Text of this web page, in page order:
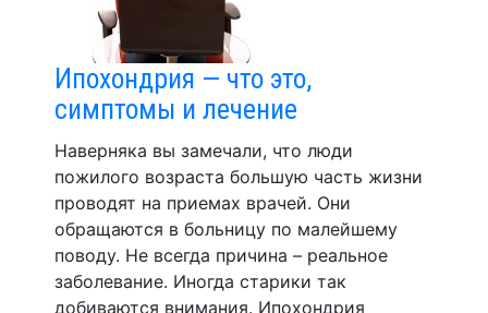
Ипохондрия — что это,
симптомы и лечение
Наверняка вы замечали, что люди
пожилого возраста большую часть жизни
проводят на приемах врачей. Они
обращаются в больницу по малейшему
поводу. Не всегда причина – реальное
заболевание. Иногда старики так
добиваются внимания. Ипохондрия